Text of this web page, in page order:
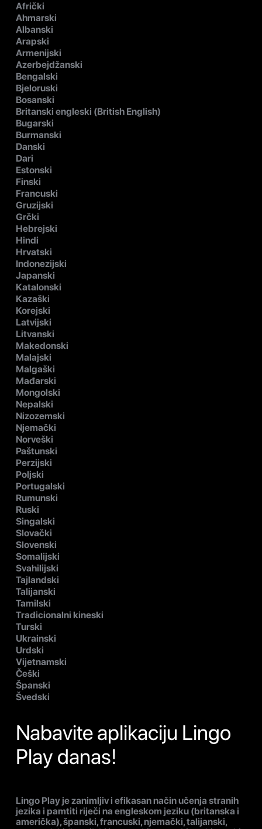
Afrički
Ahmarski
Albanski
Arapski
Armenijski
Azerbejdžanski
Bengalski
Bjeloruski
Bosanski
Britanski engleski (British English)
Bugarski
Burmanski
Danski
Dari
Estonski
Finski
Francuski
Gruzijski
Grčki
Hebrejski
Hindi
Hrvatski
Indonezijski
Japanski
Katalonski
Kazaški
Korejski
Latvijski
Litvanski
Makedonski
Malajski
Malgaški
Mađarski
Mongolski
Nepalski
Nizozemski
Njemački
Norveški
Paštunski
Perzijski
Poljski
Portugalski
Rumunski
Ruski
Singalski
Slovački
Slovenski
Somalijski
Svahilijski
Tajlandski
Talijanski
Tamilski
Tradicionalni kineski
Turski
Ukrainski
Urdski
Vijetnamski
Češki
Španski
Švedski
Nabavite aplikaciju Lingo
Play danas!
Lingo Play je zanimljiv i efikasan način učenja stranih
jezika i pamtiti riječi na engleskom jeziku (britanska i
američka), španski, francuski, njemački, talijanski,